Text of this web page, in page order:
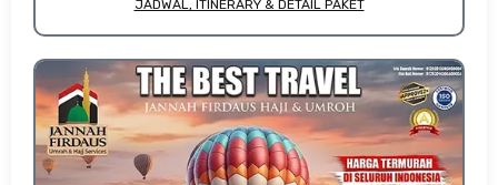
JADWAL, ITINERARY & DETAIL PAKET